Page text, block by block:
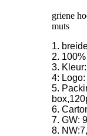
griene
muts
1.
2.
3.
4:
5.
6.
7. GW:
8.